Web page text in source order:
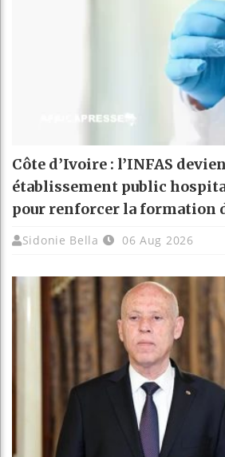
Côte d’Ivoire : l’INFAS
établissement public
pour renforcer la formation
Sidonie Bella 06 Aug 2026